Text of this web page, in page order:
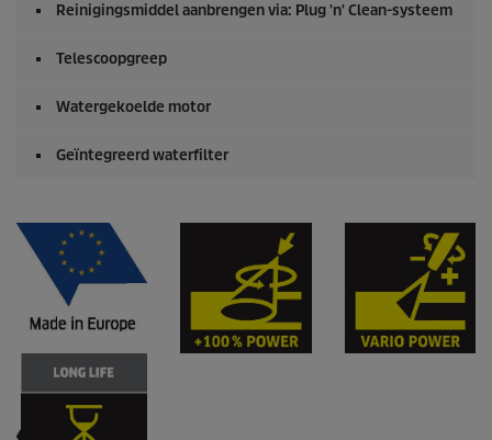
Reinigingsmiddel aanbrengen via: Plug 'n' Clean-systeem
Telescoopgreep
Watergekoelde motor
Geïntegreerd waterfilter